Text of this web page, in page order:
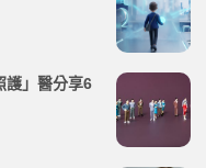
護」醫分享6